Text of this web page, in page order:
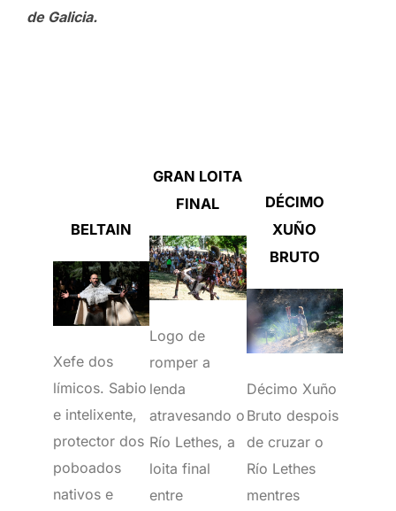
de Galicia.
BELTAIN
Xefe dos
límicos. Sabio
e intelixente,
protector dos
poboados
nativos e
GRAN LOITA
FINAL
Logo de
romper a
lenda
atravesando o
Río Lethes, a
loita final
entre
DÉCIMO
XUÑO
BRUTO
Décimo Xuño
Bruto despois
de cruzar o
Río Lethes
mentres